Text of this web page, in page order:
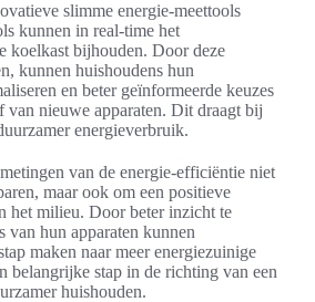
slimme energie-meettools
kunnen in real-time het
koelkast bijhouden. Door deze
kunnen huishoudens hun
en beter geïnformeerde keuzes
van nieuwe apparaten. Dit draagt bij
energieverbruik.
van de energie-efficiëntie niet
maar ook om een positieve
het milieu. Door beter inzicht te
van hun apparaten kunnen
maken naar meer energiezuinige
belangrijke stap in de richting van een
huishouden.